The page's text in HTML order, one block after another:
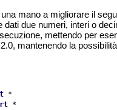
mano a migliorare il
dati due numeri, interi o
mettendo per
mantenendo la